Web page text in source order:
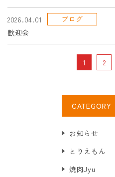
2026.04.01
ブログ
歓迎会
1 2
CATEGORY
お知らせ
とりえもん
焼肉Jyu